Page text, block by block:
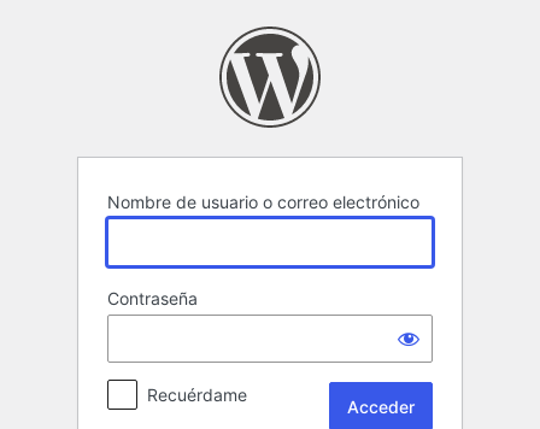
Nombre de usuario o correo electrónico
Contraseña
Recuérdame